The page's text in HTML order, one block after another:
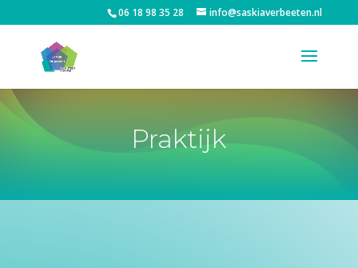
06 18 98 35 28 info@saskiaverbeeten.nl
Praktijk